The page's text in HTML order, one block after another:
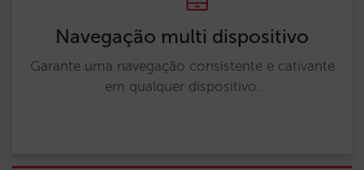
Navegação multi dispositivo
Garante uma navegação consistente e cativante
em qualquer dispositivo.